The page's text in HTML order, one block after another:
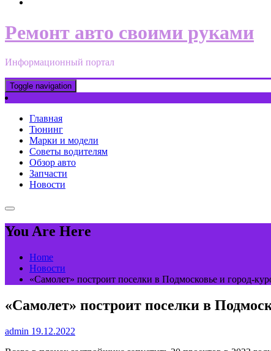
Ремонт авто своими руками
Информационный портал
Toggle navigation
Главная
Тюнинг
Марки и модели
Советы водителям
Обзор авто
Запчасти
Новости
You Are Here
Home
Новости
«Самолет» построит поселки в Подмосковье и город-
«Самолет» построит поселки в
admin 19.12.2022